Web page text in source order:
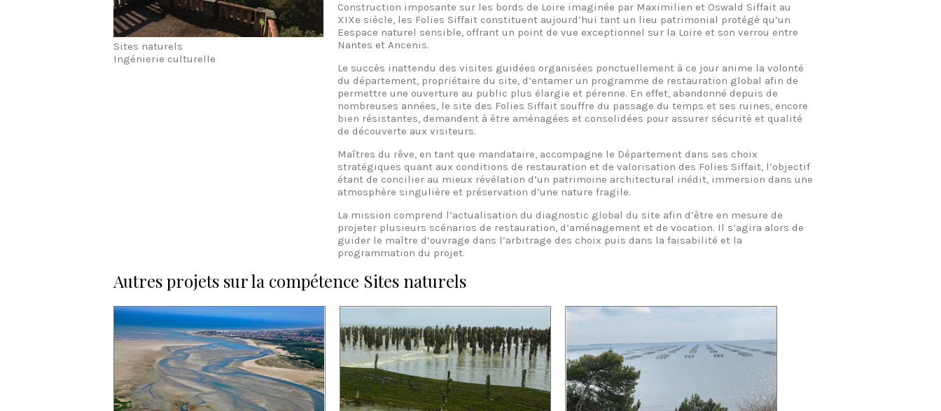
Sites naturels
Ingénierie culturelle
Construction imposante sur les bords de Loire imaginée par Maximilien et Oswald Siffait au
XIXe siècle, les Folies Siffait constituent aujourd’hui tant un lieu patrimonial protégé qu’un
Eespace naturel sensible, offrant un point de vue exceptionnel sur la Loire et son verrou entre
Nantes et Ancenis.
Le succès inattendu des visites guidées organisées ponctuellement à ce jour anime la volonté
du département, propriétaire du site, d’entamer un programme de restauration global afin de
permettre une ouverture au public plus élargie et pérenne. En effet, abandonné depuis de
nombreuses années, le site des Folies Siffait souffre du passage du temps et ses ruines, encore
bien résistantes, demandent à être aménagées et consolidées pour assurer sécurité et qualité
de découverte aux visiteurs.
Maîtres du rêve, en tant que mandataire, accompagne le Département dans ses choix
stratégiques quant aux conditions de restauration et de valorisation des Folies Siffait, l’objectif
étant de concilier au mieux révélation d’un patrimoine architectural inédit, immersion dans une
atmosphère singulière et préservation d’une nature fragile.
La mission comprend l’actualisation du diagnostic global du site afin d’être en mesure de
projeter plusieurs scénarios de restauration, d’aménagement et de vocation. Il s’agira alors de
guider le maître d’ouvrage dans l’arbitrage des choix puis dans la faisabilité et la
programmation du projet.
Autres projets sur la compétence Sites naturels